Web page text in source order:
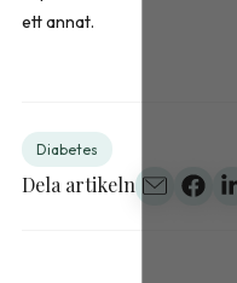
ett annat.
Diabetes
Dela artikeln